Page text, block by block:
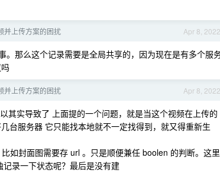
Apr 8, 2022
并上传方案的困扰
。那么这个记录需要是全局共享的，因为现在是有多个服
Apr 8, 2022
并上传方案的困扰
其实导致了 上面提的一个问题，就是当这个视频在上传的
台服务器 它只能找本地就不一定找得到，就又得重新生
如封面图需要存 url 。只是顺便兼任 boolen 的判断。这里
录一下状态呢？最后是没有建